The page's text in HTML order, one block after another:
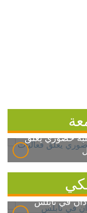
خضوري يعلق
في نابلس